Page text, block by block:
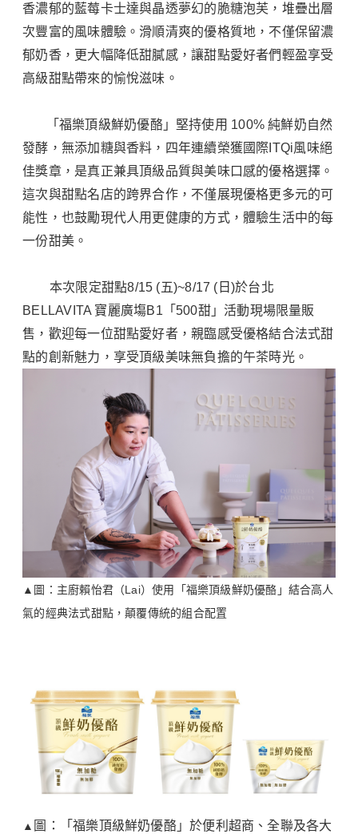
香濃郁的藍莓卡士達與晶透夢幻的脆糖泡芙，堆疊出層
次豐富的風味體驗。滑順清爽的優格質地，不僅保留濃
郁奶香，更大幅降低甜膩感，讓甜點愛好者們輕盈享受
高級甜點帶來的愉悅滋味。
「福樂頂級鮮奶優酪」堅持使用 100% 純鮮奶自然
發酵，無添加糖與香料，四年連續榮獲國際ITQi風味絕
佳獎章，是真正兼具頂級品質與美味口感的優格選擇。
這次與甜點名店的跨界合作，不僅展現優格更多元的可
能性，也鼓勵現代人用更健康的方式，體驗生活中的每
一份甜美。
本次限定甜點8/15 (五)~8/17 (日)於台北
BELLAVITA 寶麗廣塲B1「500甜」活動現場限量販
售，歡迎每一位甜點愛好者，親臨感受優格結合法式甜
點的創新魅力，享受頂級美味無負擔的午茶時光。
▲圖：主廚賴怡君（Lai）使用「福樂頂級鮮奶優酪」結合高人
氣的經典法式甜點，顛覆傳統的組合配置
▲ 圖：「福樂頂級鮮奶優酪」於便利超商、全聯及各大